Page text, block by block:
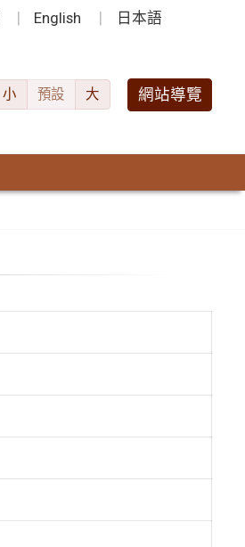
English 日本語
小 預設 大 網站導覽